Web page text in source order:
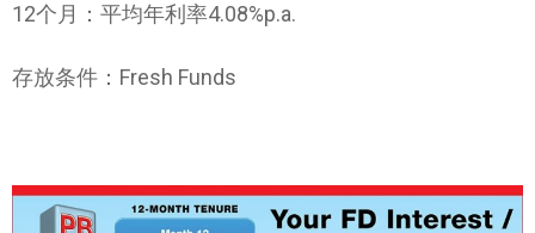
12个月：平均年利率4.08%p.a.
存放条件：Fresh Funds